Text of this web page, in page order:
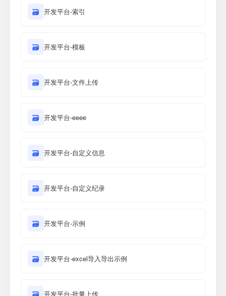
🗃 开发平台-索引
🗃 开发平台-模板
🗃 开发平台-文件上传
🗃 开发平台-eeee
🗃 开发平台-自定义信息
🗃 开发平台-自定义纪录
🗃 开发平台-示例
🗃 开发平台-excel导入导出示例
🗃 开发平台-批量上传